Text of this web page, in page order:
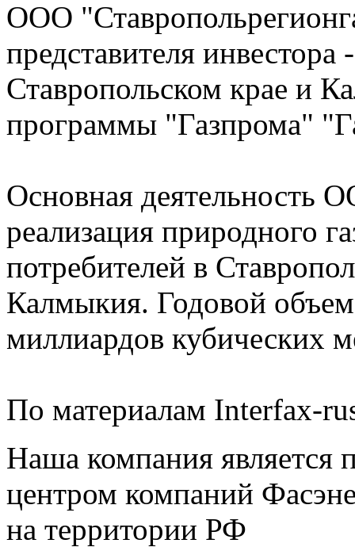
ООО
представителя
Ставропольском крае и
программы "Газпрома"
Основная деятельность
реализация природного
потребителей в
Калмыкия. Годовой
миллиардов кубических
По материалам Interfax-
Наша компания является
центром компаний
на территории РФ